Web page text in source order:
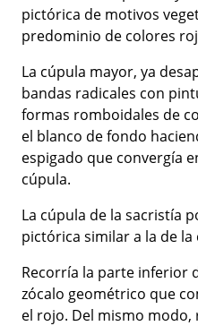
pictórica de motivos
predominio de colores
La cúpula mayor, ya
bandas radicales con
formas romboidales de
el blanco de fondo
espigado que convergía
cúpula.
La cúpula de la sacristía
pictórica similar a la de
Recorría la parte inferior
zócalo geométrico que
el rojo. Del mismo